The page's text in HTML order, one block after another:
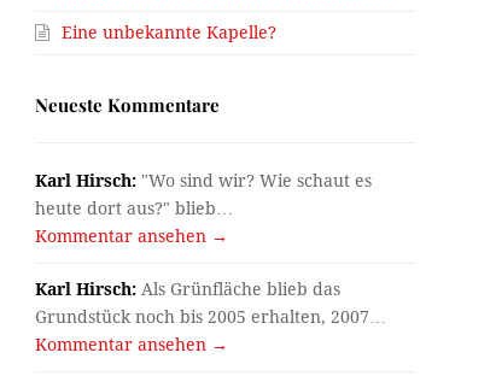
Eine unbekannte Kapelle?
Neueste Kommentare
Karl Hirsch: "Wo sind wir? Wie schaut es
heute dort aus?" blieb…
Kommentar ansehen →
Karl Hirsch: Als Grünfläche blieb das
Grundstück noch bis 2005 erhalten, 2007…
Kommentar ansehen →